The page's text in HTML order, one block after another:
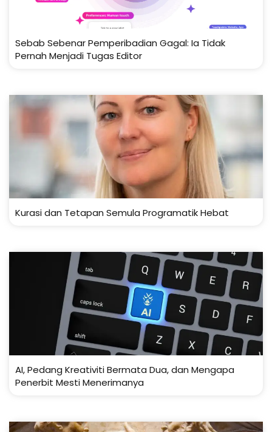
Sebab Sebenar Pemperibadian Gagal: Ia Tidak
Pernah Menjadi Tugas Editor
Kurasi dan Tetapan Semula Programatik Hebat
AI, Pedang Kreativiti Bermata Dua, dan Mengapa
Penerbit Mesti Menerimanya